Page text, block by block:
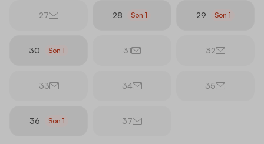
27 28 Son1 29 Son 1
30 Son1 31 32
33 34 35
36 Son 1 37